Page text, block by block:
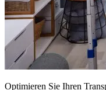
Optimieren Sie Ihren